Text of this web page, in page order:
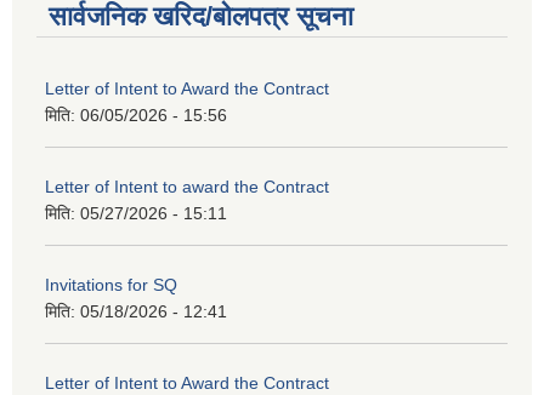
सार्वजनिक खरिद/बोलपत्र सूचना
Letter of Intent to Award the Contract
मिति: 06/05/2026 - 15:56
Letter of Intent to award the Contract
मिति: 05/27/2026 - 15:11
Invitations for SQ
मिति: 05/18/2026 - 12:41
Letter of Intent to Award the Contract